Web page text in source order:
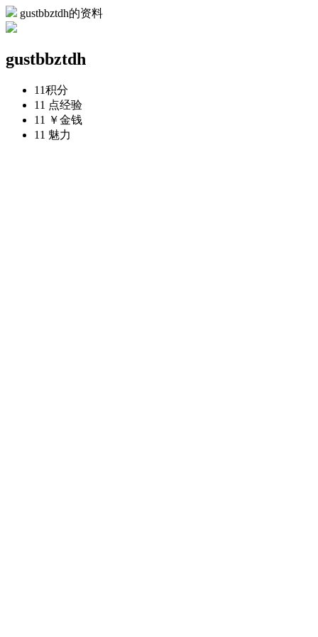
gustbbztdh的资料
gustbbztdh
11积分
11 点经验
11 ￥金钱
11 魅力